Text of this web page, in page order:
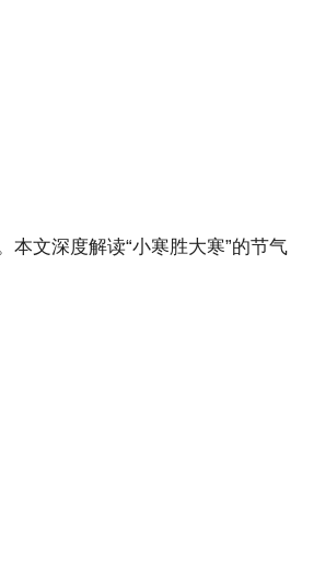
文深度解读“小寒胜大寒”的节气